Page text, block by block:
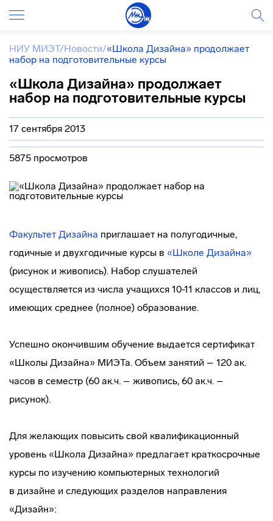
НИУ МИЭТ/Новости/«Школа Дизайна» продолжает
набор на подготовительные курсы
«Школа Дизайна» продолжает
набор на подготовительные курсы
17 сентября 2013
5875 просмотров
Факультет Дизайна приглашает на полугодичные,
годичные и двухгодичные курсы в «Школе Дизайна»
(рисунок и живопись). Набор слушателей
осуществляется из числа учащихся 10-11 классов и лиц,
имеющих среднее (полное) образование.
Успешно окончившим обучение выдается сертификат
«Школы Дизайна» МИЭТа. Объем занятий – 120 ак.
часов в семестр (60 ак.ч. – живопись, 60 ак.ч. –
рисунок).
Для желающих повысить свой квалификационный
уровень «Школа Дизайна» предлагает краткосрочные
курсы по изучению компьютерных технологий
в дизайне и следующих разделов направления
«Дизайн»: